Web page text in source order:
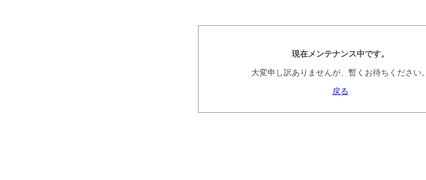
現在メンテナンス中です。
大変申し訳ありませんが、暫くお待ちください。
戻る